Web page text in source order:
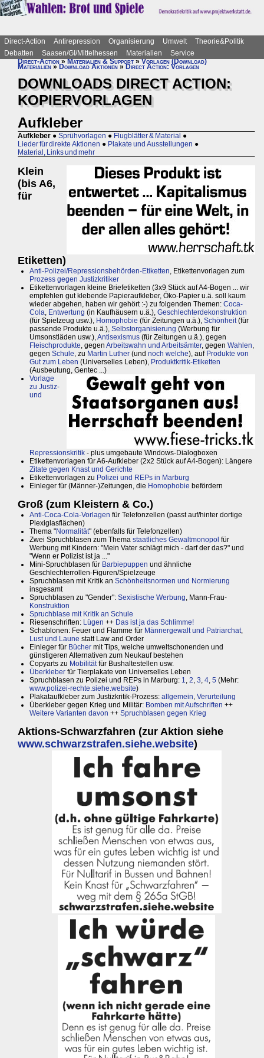
Direct-Action Antirepression Organisierung Umwelt
Theorie&Politik
Debatten
Saasen/GI/Mittelhessen Materialien
Service
Direct-Action»Materialien & Support»Vorlagen (Download)
Materialien » Download Aktionen » Direct Action: Vorlagen
DOWNLOADS DIRECT ACTION:
KOPIERVORLAGEN
Aufkleber
Aufkleber ● Sprühvorlagen ● Flugblätter & Material ●
Lieder für direkte Aktionen ● Plakate und Ausstellungen ●
Material, Links und mehr
Klein
(bis A6,
für
Etiketten)
Anti-Polizei/Repressionsbehörden-Etiketten, Etikettenvorlagen zum
Prozess gegen Justizkritiker
Etikettenvorlagen kleine Briefetiketten (3x9 Stück auf A4-Bogen ... wir
empfehlen gut klebende Papieraufkleber, Öko-Papier u.ä. soll kaum
wieder abgehen, haben wir gehört :-) zu folgenden Themen: Coca-
Cola, Entwertung (in Kaufhäusern u.ä.), Geschlechterdekonstruktion
(für Spielzeug usw.), Homophobie (für Zeitungen u.ä.), Schönheit(für
passende Produkte u.ä.), Selbstorganisierung (Werbung für
Umsonstläden usw.),Antisexismus (für Zeitungen u.ä.), gegen
Fleischprodukte, gegen Arbeitswahn und Arbeitsämter, gegen Wahlen,
gegen Schule, zu Martin Luther (und noch welche), auf Produkte von
Gut zum Leben (Universelles Leben), Produktkritik-Etiketten
(Ausbeutung, Gentec ...)
Vorlage
zu Justiz-
und
Repressionskritik - plus umgebaute Windows-Dialogboxen
Etikettenvorlagen für A6-Aufkleber (2x2 Stück auf A4-Bogen): Längere
Zitate gegen Knast und Gerichte
Etikettenvorlagen zu Polizei und REPs in Marburg
Einleger für (Männer-)Zeitungen, die Homophobie befördern
Groß (zum Kleistern & Co.)
Anti-Coca-Cola-Vorlagen für Telefonzellen (passt auf/hinter dortige
Plexiglasflächen)
Thema "Normalität" (ebenfalls für Telefonzellen)
Zwei Spruchblasen zum Thema staatliches Gewaltmonopol für
Werbung mit Kindern: "Mein Vater schlägt mich - darf der das?" und
"Wenn er Polizist ist ja ..."
Mini-Spruchblasen für Barbiepuppen und ähnliche
Geschlechterrollen-Figuren/Spielzeuge
Spruchblasen mit Kritik an Schönheitsnormen und Normierung
insgesamt
Spruchblasen zu "Gender": Sexistische Werbung, Mann-Frau-
Konstruktion
Spruchblase mit Kritik an Schule
Riesenschriften: Lügen ++ Das ist ja das Schlimme!
Schablonen: Feuer und Flamme für Männergewalt und Patriarchat,
Lust und Laune statt Law and Order
Einleger für Bücher mit Tips, welche umweltschonenden und
günstigeren Alternativen zum Neukauf bestehen
Copyarts zu Mobilitätfür Bushaltestellen usw.
Überkleber für Tierplakate von Universelles Leben
Spruchblasen zu Polizei und REPs in Marburg: 1, 2, 3, 4, 5 (Mehr:
www.polizei-rechte.siehe.website)
Plakataufkleber zum Justizkritik-Prozess: allgemein, Verurteilung
Überkleber gegen Krieg und Militär: Bomben mit Aufschriften ++
Weitere Varianten davon ++ Spruchblasen gegen Krieg
Aktions-Schwarzfahren (zur Aktion siehe
www.schwarzstrafen.siehe.website)